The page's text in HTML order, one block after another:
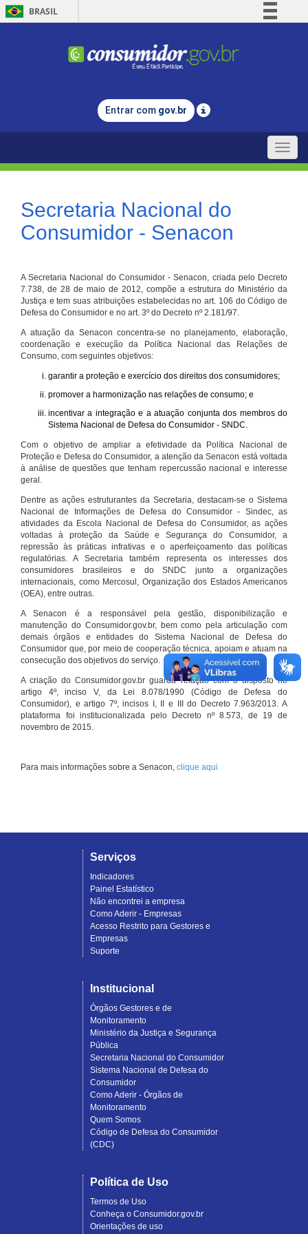
BRASIL
Comunica BR
Legislação
Entrar com gov.br
Toggle
Secretaria Nacional do
Consumidor - Senacon
A Secretaria Nacional do Consumidor - Senacon, criada pelo Decreto
7.738, de 28 de maio de 2012, compõe a estrutura do Ministério da
Justiça e tem suas atribuições estabelecidas no art. 106 do Código de
Defesa do Consumidor e no art. 3º do Decreto nº 2.181/97.
A atuação da Senacon concentra-se no planejamento, elaboração,
coordenação e execução da Política Nacional das Relações de
Consumo, com seguintes objetivos:
garantir a proteção e exercício dos direitos dos consumidores;
promover a harmonização nas relações de consumo; e
incentivar a integração e a atuação conjunta dos membros do
Sistema Nacional de Defesa do Consumidor - SNDC.
Com o objetivo de ampliar a efetividade da Política Nacional de
Proteção e Defesa do Consumidor, a atenção da Senacon está voltada
à análise de questões que tenham repercussão nacional e interesse
geral.
Dentre as ações estruturantes da Secretaria, destacam-se o Sistema
Nacional de Informações de Defesa do Consumidor - Sindec, as
atividades da Escola Nacional de Defesa do Consumidor, as ações
voltadas à proteção da Saúde e Segurança do Consumidor, a
repressão às práticas infrativas e o aperfeiçoamento das políticas
regulatórias. A Secretaria também representa os interesses dos
consumidores brasileiros e do SNDC junto a organizações
internacionais, como Mercosul, Organização dos Estados Americanos
(OEA), entre outras.
A Senacon é a responsável pela gestão, disponibilização e
manutenção do Consumidor.gov.br, bem como pela articulação com
demais órgãos e entidades do Sistema Nacional de Defesa do
Consumidor que, por meio de cooperação técnica, apoiam e atuam na
consecução dos objetivos do serviço.
A criação do Consumidor.gov.br guarda relação com o disposto no
artigo 4º, inciso V, da Lei 8.078/1990 (Código de Defesa do
Consumidor), e artigo 7º, incisos I, II e III do Decreto 7.963/2013. A
plataforma foi institucionalizada pelo Decreto nº 8.573, de 19 de
novembro de 2015.
Para mais informações sobre a Senacon, clique aqui
Serviços
Indicadores
Painel Estatístico
Não encontrei a empresa
Como Aderir - Empresas
Acesso Restrito para Gestores e
Empresas
Suporte
Institucional
Órgãos Gestores e de
Monitoramento
Ministério da Justiça e Segurança
Pública
Secretaria Nacional do Consumidor
Sistema Nacional de Defesa do
Consumidor
Como Aderir - Órgãos de
Monitoramento
Quem Somos
Código de Defesa do Consumidor
(CDC)
Política de Uso
Termos de Uso
Conheça o Consumidor.gov.br
Orientações de uso